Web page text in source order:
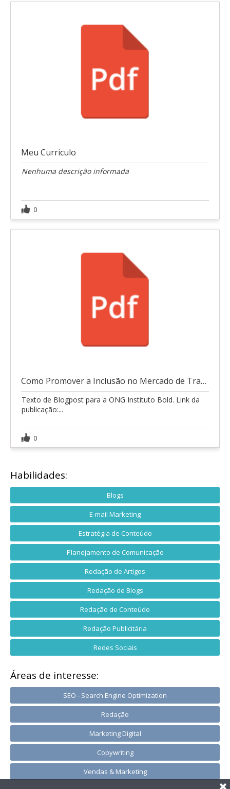
Meu Curriculo
Nenhuma descrição informada
0
Como Promover a Inclusão no Mercado de Trabalho e
Texto de Blogpost para a ONG Instituto Bold. Link da
publicação:...
0
Habilidades:
Blogs
E-mail Marketing
Estratégia de Conteúdo
Planejamento de Comunicação
Redação de Artigos
Redação de Blogs
Redação de Conteúdo
Redação Publicitária
Redes Sociais
Áreas de interesse:
SEO - Search Engine Optimization
Redação
Marketing Digital
Copywriting
Vendas & Marketing